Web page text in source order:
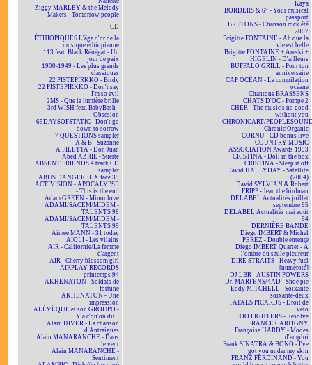
Ziggy MARLEY & the Melody
Makers - Tomorrow people
CD
ÉTHIOPIQUES L'âge d'or de la
musique éthiopienne
113 feat. Black Rénégat - Un
jour de paix
1900-1949 - Les plus grands
classiques
22 PISTEPIRKKO - Birdy
22 PISTEPIRKKO - Don't say
I'm so evil
2MS - Que la lumière brille
3rd WISH feat. BabyBash -
Obsesion
65DAYSOFSTATIC - Don't go
down to sorrow
7 QUESTIONS sampler
A & B - Suzanne
A FILETTA - Don Juan
Abed AZRIÉ - Suerte
ABSENT FRIENDS 4 track CD
sampler
ABUS DANGEREUX face 39
ACTIVISION - APOCALYPSE
- This is the end
Adam GREEN - Minor love
ADAMI/SACEM/MIDEM -
TALENTS 98
ADAMI/SACEM/MIDEM -
TALENTS 99
Aimee MANN - 31 today
AÏOLI - Les vilains
AIR - Californie/La femme
d'argent
AIR - Cherry blossom girl
AIRPLAY RECORDS
printemps 94
AKHENATON - Soldats de
fortune
AKHENATON - Une
impression
ALÉVÊQUE et son GROUPO -
Y'a c'qu'on dit...
Alain HIVER - La chanson
d'Antraigues
Alain MANARANCHE - Dans
le vent
Alain MANARANCHE -
Sentiment
Kaya
BORDERS & 6° - Your musical
passport
BRETONS - Chanson rock été
2007
Brigitte FONTAINE - Ah que la
vie est belle
Brigitte FONTAINE + Areski +
HIGELIN - D'ailleurs
BUFFALO GRILL - Pour ton
anniversaire
CAP OCÉAN - La compilation
océane
Chantons BRASSENS
CHATS D'OC - Pompe 2
CHER - The music's no good
without you
CHRONICART/
- Chronic'Organic
CORNU - CD bonus live
COUNTRY MUSIC
ASSOCIATION Awards 1993
CRISTINA - Doll in the box
CRISTINA - Sleep it off
David HALLYDAY - Satellite
(2004)
David SYLVIAN & Robert
FRIPP - Jean the birdman
DELABEL Actualités juillet
septembre 95
DELABEL Actualités mai août
94
DERNIÈRE BANDE
Diego IMBERT & Michel
PEREZ - Double entente
Diego IMBERT Quartet - À
l'ombre du saule pleureur
DIRE STRAITS - Heavy fuel
[numéroté]
DJ LBR - AUSTIN POWERS
Dr. MARTENS/4AD - Shoe pie
Eddy MITCHELL - Soixante
soixante-deux
FATALS PICARDS - Droit de
véto
FOO FIGHTERS - Resolve
FRANCE CARTIGNY
Françoise HARDY - Modes
d'emploi
Frank SINATRA & BONO - I've
got you under my skin
FRANZ FERDINAND - You